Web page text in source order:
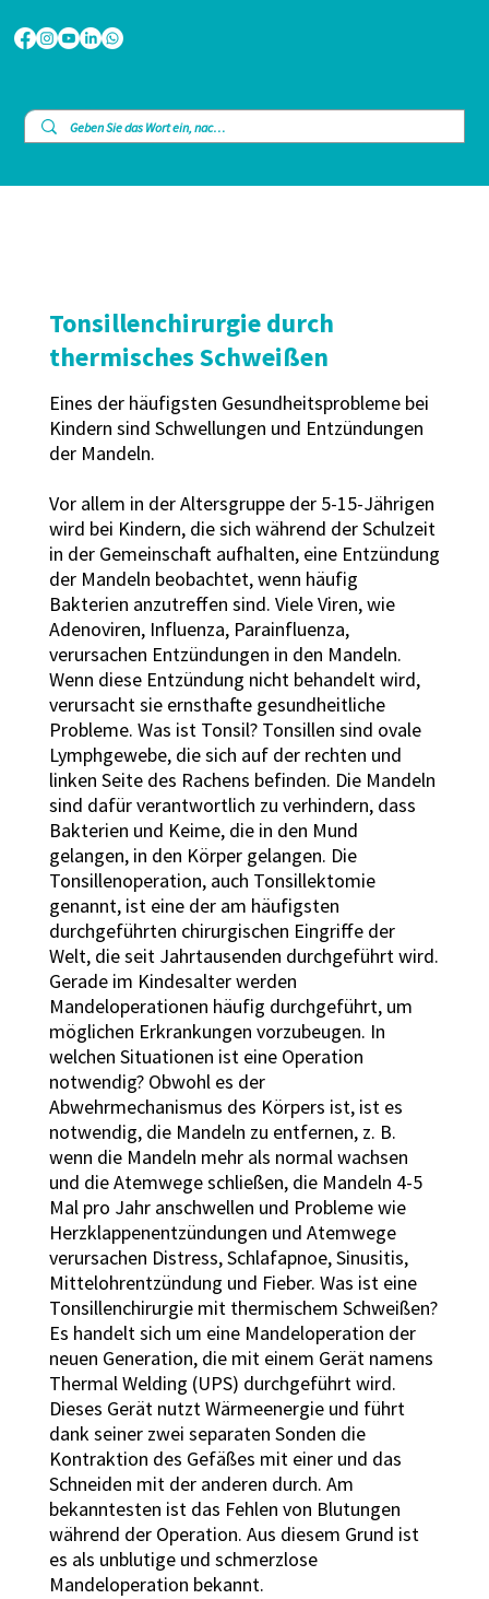
Tonsillenchirurgie durch
thermisches Schweißen
Eines der häufigsten Gesundheitsprobleme bei
Kindern sind Schwellungen und Entzündungen
der Mandeln.
Vor allem in der Altersgruppe der 5-15-Jährigen
wird bei Kindern, die sich während der Schulzeit
in der Gemeinschaft aufhalten, eine Entzündung
der Mandeln beobachtet, wenn häufig
Bakterien anzutreffen sind. Viele Viren, wie
Adenoviren, Influenza, Parainfluenza,
verursachen Entzündungen in den Mandeln.
Wenn diese Entzündung nicht behandelt wird,
verursacht sie ernsthafte gesundheitliche
Probleme. Was ist Tonsil? Tonsillen sind ovale
Lymphgewebe, die sich auf der rechten und
linken Seite des Rachens befinden. Die Mandeln
sind dafür verantwortlich zu verhindern, dass
Bakterien und Keime, die in den Mund
gelangen, in den Körper gelangen. Die
Tonsillenoperation, auch Tonsillektomie
genannt, ist eine der am häufigsten
durchgeführten chirurgischen Eingriffe der
Welt, die seit Jahrtausenden durchgeführt wird.
Gerade im Kindesalter werden
Mandeloperationen häufig durchgeführt, um
möglichen Erkrankungen vorzubeugen. In
welchen Situationen ist eine Operation
notwendig? Obwohl es der
Abwehrmechanismus des Körpers ist, ist es
notwendig, die Mandeln zu entfernen, z. B.
wenn die Mandeln mehr als normal wachsen
und die Atemwege schließen, die Mandeln 4-5
Mal pro Jahr anschwellen und Probleme wie
Herzklappenentzündungen und Atemwege
verursachen Distress, Schlafapnoe, Sinusitis,
Mittelohrentzündung und Fieber. Was ist eine
Tonsillenchirurgie mit thermischem Schweißen?
Es handelt sich um eine Mandeloperation der
neuen Generation, die mit einem Gerät namens
Thermal Welding (UPS) durchgeführt wird.
Dieses Gerät nutzt Wärmeenergie und führt
dank seiner zwei separaten Sonden die
Kontraktion des Gefäßes mit einer und das
Schneiden mit der anderen durch. Am
bekanntesten ist das Fehlen von Blutungen
während der Operation. Aus diesem Grund ist
es als unblutige und schmerzlose
Mandeloperation bekannt.